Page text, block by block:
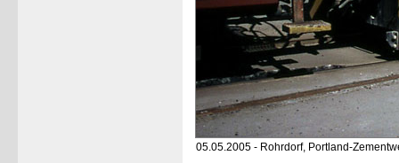
05.05.2005 - Rohrdorf, Portland-